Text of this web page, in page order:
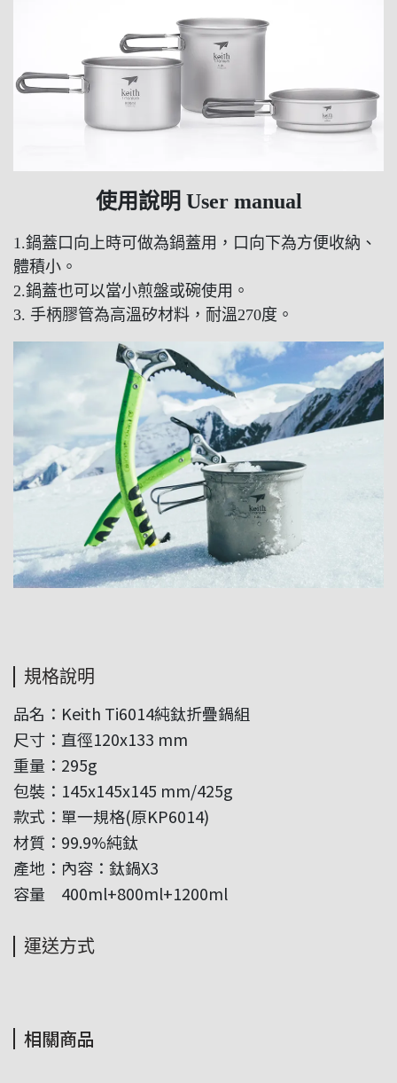
使用說明 User manual
1.鍋蓋口向上時可做為鍋蓋用，口向下為方便收納、
體積小。
2.鍋蓋也可以當小煎盤或碗使用 。
3. 手柄膠管為高溫矽材料，耐溫270度。
規格說明
品名：Keith Ti6014純鈦折疊鍋組
尺寸：直徑120x133 mm
重量：295g
包裝：145x145x145 mm/425g
款式：單一規格(原KP6014)
材質：99.9%純鈦
產地：內容：鈦鍋X3
容量 400ml+800ml+1200ml
運送方式
相關商品